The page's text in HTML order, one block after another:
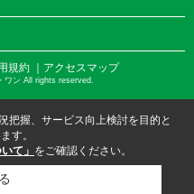
規約 ｜アクセスマップ
ワン All rights reserved.
把握、サービス向上検討を目的と
す。
て」 をご確認ください。